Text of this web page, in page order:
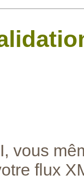
vous
flux